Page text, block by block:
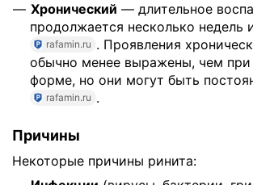
Хронический — длительное
продолжается несколько недель
rafamin.ru . Проявления
обычно менее выражены, чем при
форме, но они могут быть
rafamin.ru .
Причины
Некоторые причины ринита: